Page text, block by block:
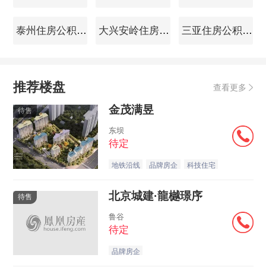
泰州住房公积金查询 大兴安岭住房公积金查询 三亚住房公积金查询
推荐楼盘 查看更多
待售 金茂满昱
东坝
待定
地铁沿线 品牌房企 科技住宅
待售 北京城建·龍樾璟序
鲁谷
待定
品牌房企